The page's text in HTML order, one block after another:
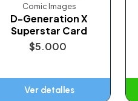
Comic Images
D-Generation X
Superstar Card
$5.000
Ver detalles